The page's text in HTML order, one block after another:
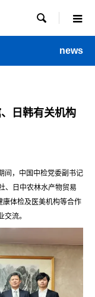

news
日韩有关机构
间，中国中检党委副书记
、日中农林水产物贸易
体检及医美机构等合作
流。